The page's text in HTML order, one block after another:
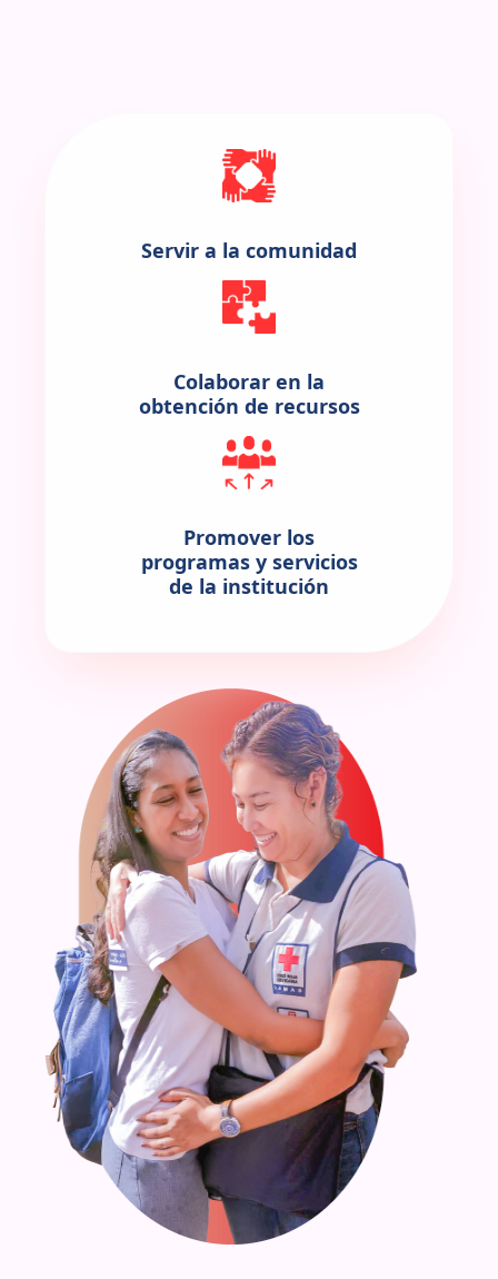
Servir a la comunidad
Colaborar en la
obtención de recursos
Promover los
programas y servicios
de la institución